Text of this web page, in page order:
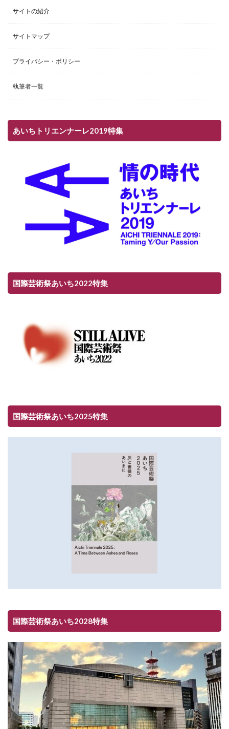
サイトの紹介
サイトマップ
プライバシー・ポリシー
執筆者一覧
あいちトリエンナーレ2019特集
国際芸術祭あいち2022特集
国際芸術祭あいち2025特集
国際芸術祭あいち2028特集